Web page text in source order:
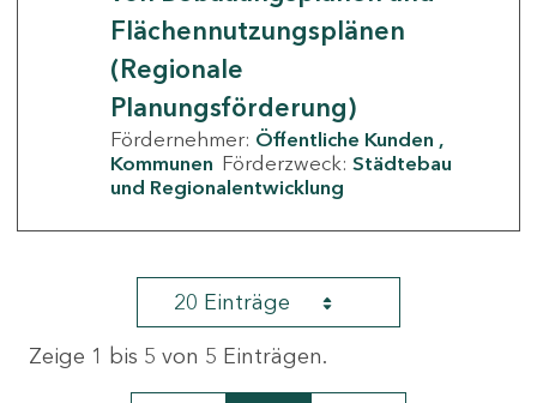
Flächennutzungsplänen
(Regionale
Planungsförderung)
Fördernehmer: Öffentliche Kunden
Kommunen Förderzweck: Städtebau
und Regionalentwicklung
20 Einträge
Zeige 1 bis 5 von 5 Einträgen.